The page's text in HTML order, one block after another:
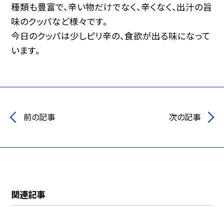
種類も豊富で、辛い物だけでなく、辛くなく、出汁の旨
味のクッパなど様々です。
今日のクッパは少しピリ辛の、食欲が出る味になって
います。
前の記事 次の記事
関連記事